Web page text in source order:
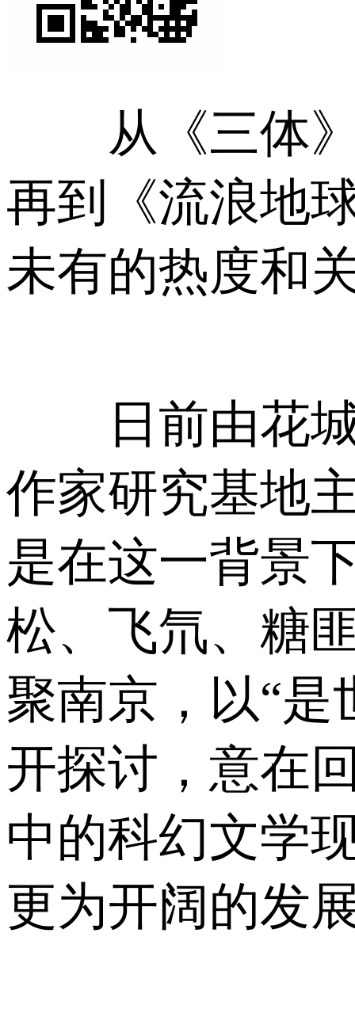
从《三体》
再到《流浪地
未有的热度和
日前由花城
作家研究基地
是在这一背景
松、飞氘、糖
聚南京，以“
开探讨，意在
中的科幻文学
更为开阔的发